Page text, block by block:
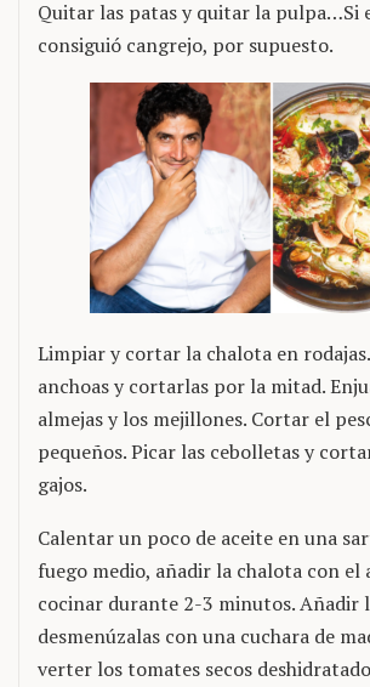
Quitar las patas y quitar la pulpa…Si
consiguió cangrejo, por supuesto.
Limpiar y cortar la chalota en
anchoas y cortarlas por la mitad.
almejas y los mejillones. Cortar el
pequeños. Picar las cebolletas y
gajos.
Calentar un poco de aceite en una
fuego medio, añadir la chalota con el
cocinar durante 2-3 minutos. Añadir
desmenúzalas con una cuchara de
verter los tomates secos